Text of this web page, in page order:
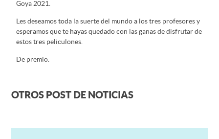
Goya 2021.
Les deseamos toda la suerte del mundo a los tres profesores y
esperamos que te hayas quedado con las ganas de disfrutar de
estos tres peliculones.
De premio.
OTROS POST DE NOTICIAS